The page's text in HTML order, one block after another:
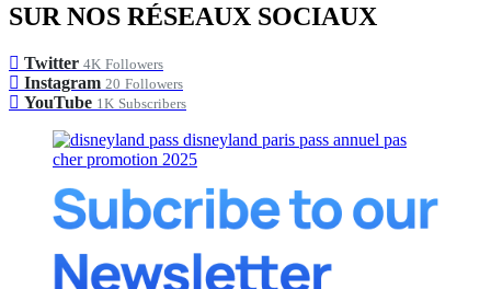
SUR NOS RÉSEAUX SOCIAUX
Twitter 4K Followers
Instagram 20 Followers
YouTube 1K Subscribers